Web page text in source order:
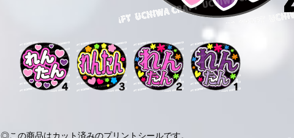
◎この商品はカット済みのプリントシールです。